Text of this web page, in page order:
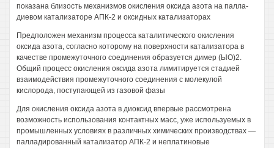
показана близость механизмов окисления оксида азота на палла-
диевом катализаторе АПК-2 и оксидных катализаторах
Предположен механизм процесса каталитического окисления
оксида азота, согласно которому на поверхности катализатора в
качестве промежуточного соединения образуется димер (ЫО)2.
Общий процесс окисления оксида азота лимитируется стадией
взаимодействия промежуточного соединения с молекулой
кислорода, поступающей из газовой фазы
Для окисления оксида азота в диоксид впервые рассмотрена
возможность использования контактных масс, уже используемых в
промышленных условиях в различных химических производствах —
палладированный катализатор АПК-2 и неплатиновые